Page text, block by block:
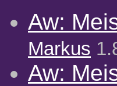
Aw:
Markus
Aw: